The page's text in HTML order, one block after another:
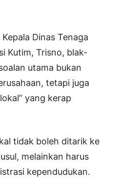
Dinas Tenaga
Kutim, Trisno, blak-
utama bukan
tetapi juga
yang kerap
tidak boleh ditarik ke
melainkan harus
kependudukan.